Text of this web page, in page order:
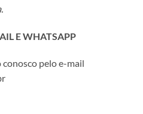
E WHATSAPP
pelo e-mail